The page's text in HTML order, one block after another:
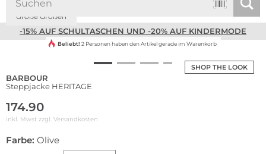
NEW IN
WEDDING
-15% AUF SCHULTASCHEN UND -20% AUF KINDERMODE
SHOP THE LOOK
Große Größen
Beliebt! 2 Personen haben den Artikel gerade im Warenkorb
BARBOUR
Steppjacke HERITAGE
174.90
inkl. Mwst zzgl. Versandkosten
Farbe: Olive